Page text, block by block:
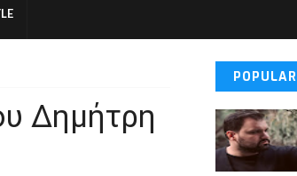
Δημήτρη
POPULAR